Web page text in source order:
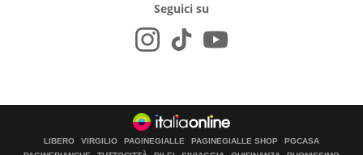
Seguici su
LIBERO VIRGILIO PAGINEGIALLE PAGINEGIALLE SHOP
PGCASA